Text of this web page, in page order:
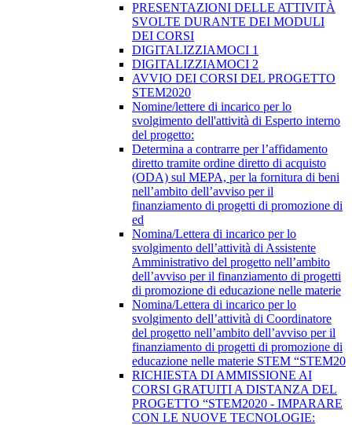
PRESENTAZIONI DELLE ATTIVITÀ
SVOLTE DURANTE DEI MODULI
DEI CORSI
DIGITALIZZIAMOCI 1
DIGITALIZZIAMOCI 2
​AVVIO DEI CORSI DEL PROGETTO
STEM2020
Nomine/lettere di incarico per lo
svolgimento dell'attività di Esperto interno
del progetto:
Determina a contrarre per l’affidamento
diretto tramite ordine diretto di acquisto
(ODA) sul MEPA, per la fornitura di beni
nell’ambito dell’avviso per il
finanziamento di progetti di promozione di
ed
Nomina/Lettera di incarico per lo
svolgimento dell’attività di Assistente
Amministrativo del progetto nell’ambito
dell’avviso per il finanziamento di progetti
di promozione di educazione nelle materie
Nomina/Lettera di incarico per lo
svolgimento dell’attività di Coordinatore
del progetto nell’ambito dell’avviso per il
finanziamento di progetti di promozione di
educazione nelle materie STEM “STEM20
RICHIESTA DI AMMISSIONE AI
CORSI GRATUITI A DISTANZA DEL
PROGETTO “STEM2020 - IMPARARE
CON LE NUOVE TECNOLOGIE: